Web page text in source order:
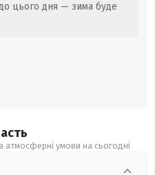
цього дня — зима буде
атмосферні умови на сьогодні